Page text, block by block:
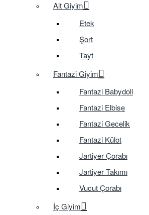
Alt Giyim
Etek
Şort
Tayt
Fantazi Giyim
Fantazi Babydoll
Fantazi Elbise
Fantazi Gecelik
Fantazi Külot
Jartiyer Çorabı
Jartiyer Takımı
Vucut Çorabı
İç Giyim